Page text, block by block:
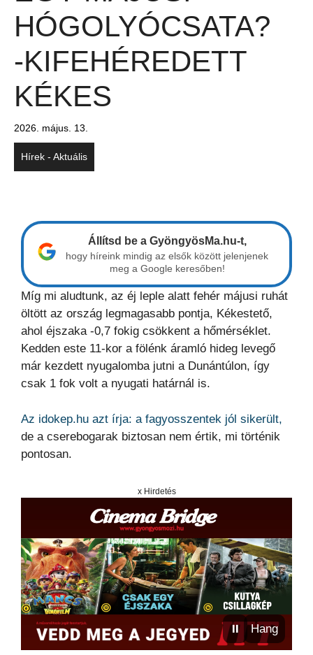
HÓGOLYÓCSATA?
-KIFEHÉREDETT
KÉKES
2026. május. 13.
Hírek - Aktuális
Állítsd be a GyöngyösMa.hu-t,
hogy híreink mindig az elsők között jelenjenek
meg a Google keresőben!
Míg mi aludtunk, az éj leple alatt fehér májusi ruhát
öltött az ország legmagasabb pontja, Kékestető,
ahol éjszaka -0,7 fokig csökkent a hőmérséklet.
Kedden este 11-kor a fölénk áramló hideg levegő
már kezdett nyugalomba jutni a Dunántúlon, így
csak 1 fok volt a nyugati határnál is.
Az idokep.hu azt írja: a fagyosszentek jól sikerült,
de a cserebogarak biztosan nem értik, mi történik
pontosan.
x Hirdetés
⏸ Hang